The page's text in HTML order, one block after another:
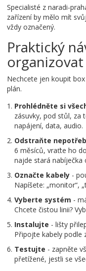
Specialisté z naradi-
zařízení by mělo mít
vždy označený.
Praktický
Nechcete jen koupit
plán.
Prohlédněte si
zásuvky, pod stůl, za
napájení, data, audio.
Odstraňte
6 měsíců, vraťte ho
najde stará nabíječka
Označte kabely -
Napíšete: „monitor“,
Vyberte systém -
Chcete čistou linii?
Instalujte - lišty
Připojte kabely podle
Testujte - zapněte
přetížené, jestli se